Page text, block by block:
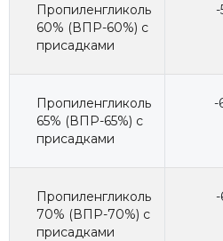
Пропиленгликоль
60% (ВПР-60%) с
присадками
-
Пропиленгликоль
65% (ВПР-65%) с
присадками
-
Пропиленгликоль
70% (ВПР-70%) с
присадками
-